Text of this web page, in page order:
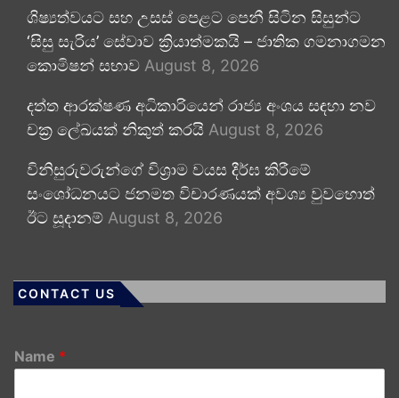
ශිෂ්‍යත්වයට සහ උසස් පෙළට පෙනී සිටින සිසුන්ට
‘සිසු සැරිය’ සේවාව ක්‍රියාත්මකයි – ජාතික ගමනාගමන
කොමිෂන් සභාව August 8, 2026
දත්ත ආරක්ෂණ අධිකාරියෙන් රාජ්‍ය අංශය සඳහා නව
චක්‍ර ලේඛයක් නිකුත් කරයි August 8, 2026
විනිසුරුවරුන්ගේ විශ්‍රාම වයස දීර්ඝ කිරීමේ
සංශෝධනයට ජනමත විචාරණයක් අවශ්‍ය වුවහොත්
ඊට සූදානම් August 8, 2026
CONTACT US
Name *